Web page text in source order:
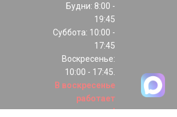
Будни: 8:00 -
19:45
Суббота: 10:00 -
17:45
Воскресенье:
10:00 - 17:45.
В воскресенье
работает
только шоурум!